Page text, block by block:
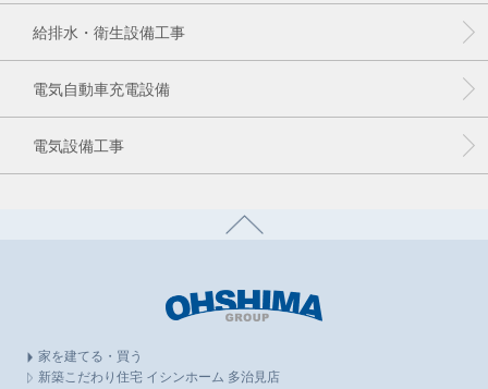
給排水・衛生設備工事
電気自動車充電設備
電気設備工事
家を建てる・買う
新築こだわり住宅 イシンホーム 多治見店